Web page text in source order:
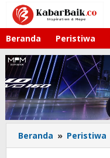
Lewati
konten
Beranda Peristiwa
Beranda » Peristiwa